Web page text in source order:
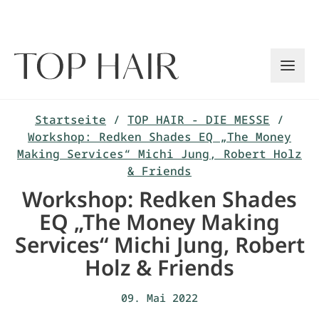
Startseite / TOP HAIR - DIE MESSE /
Workshop: Redken Shades EQ „The Money
Making Services“ Michi Jung, Robert Holz
& Friends
Workshop: Redken Shades
EQ „The Money Making
Services“ Michi Jung, Robert
Holz & Friends
09. Mai 2022